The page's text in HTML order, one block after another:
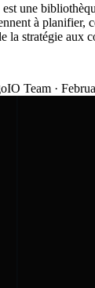
une
à planifier,
la stratégie aux
Team ·